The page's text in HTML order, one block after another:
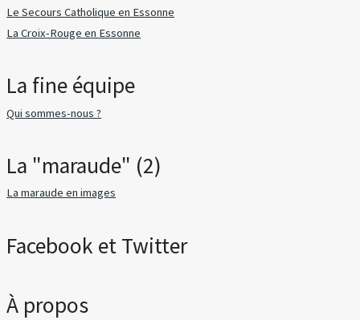
Le Secours Catholique en Essonne
La Croix-Rouge en Essonne
La fine équipe
Qui sommes-nous ?
La "maraude" (2)
La maraude en images
Facebook et Twitter
À propos